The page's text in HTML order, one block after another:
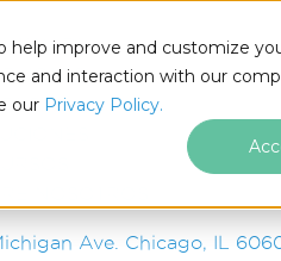
help improve and customize
and interaction with our
our Privacy Policy.
Ave. Chicago, IL